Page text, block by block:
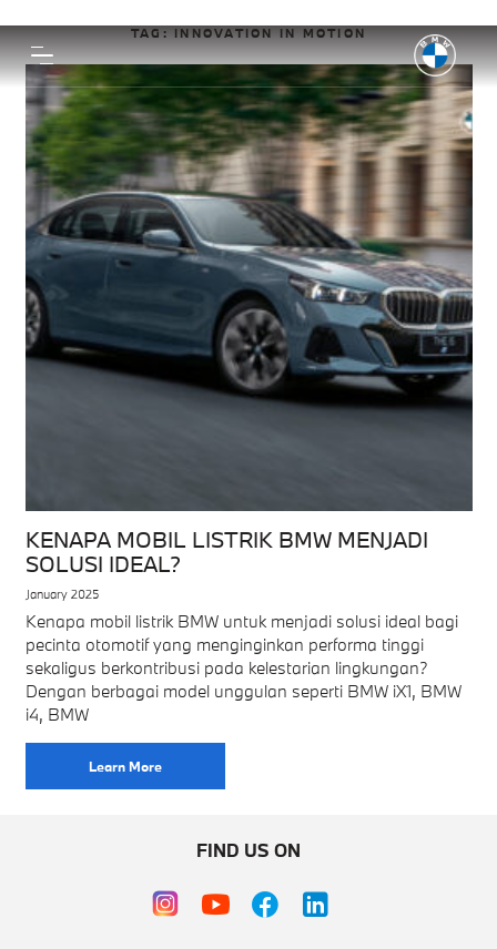
TAG:INNOVATION IN MOTION
KENAPA MOBIL LISTRIK BMW MENJADI
SOLUSI IDEAL?
January 2025
Kenapa mobil listrik BMW untuk menjadi solusi ideal bagi
pecinta otomotif yang menginginkan performa tinggi
sekaligus berkontribusi pada kelestarian lingkungan?
Dengan berbagai model unggulan seperti BMW iX1, BMW
i4, BMW
Learn More
FIND US ON